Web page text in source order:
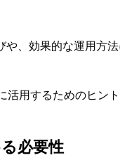
、効果的な運用方
用するためのヒント
必要性